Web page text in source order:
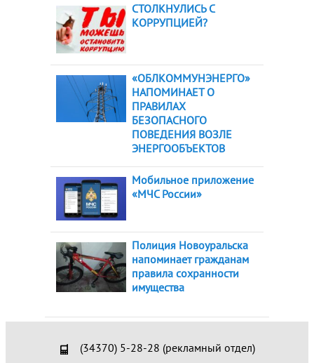
СТОЛКНУЛИСЬ С
КОРРУПЦИЕЙ?
«ОБЛКОММУНЭНЕРГО»
НАПОМИНАЕТ О
ПРАВИЛАХ
БЕЗОПАСНОГО
ПОВЕДЕНИЯ ВОЗЛЕ
ЭНЕРГООБЪЕКТОВ
Мобильное приложение
«МЧС России»
Полиция Новоуральска
напоминает гражданам
правила сохранности
имущества
(34370) 5-28-28 (рекламный отдел)